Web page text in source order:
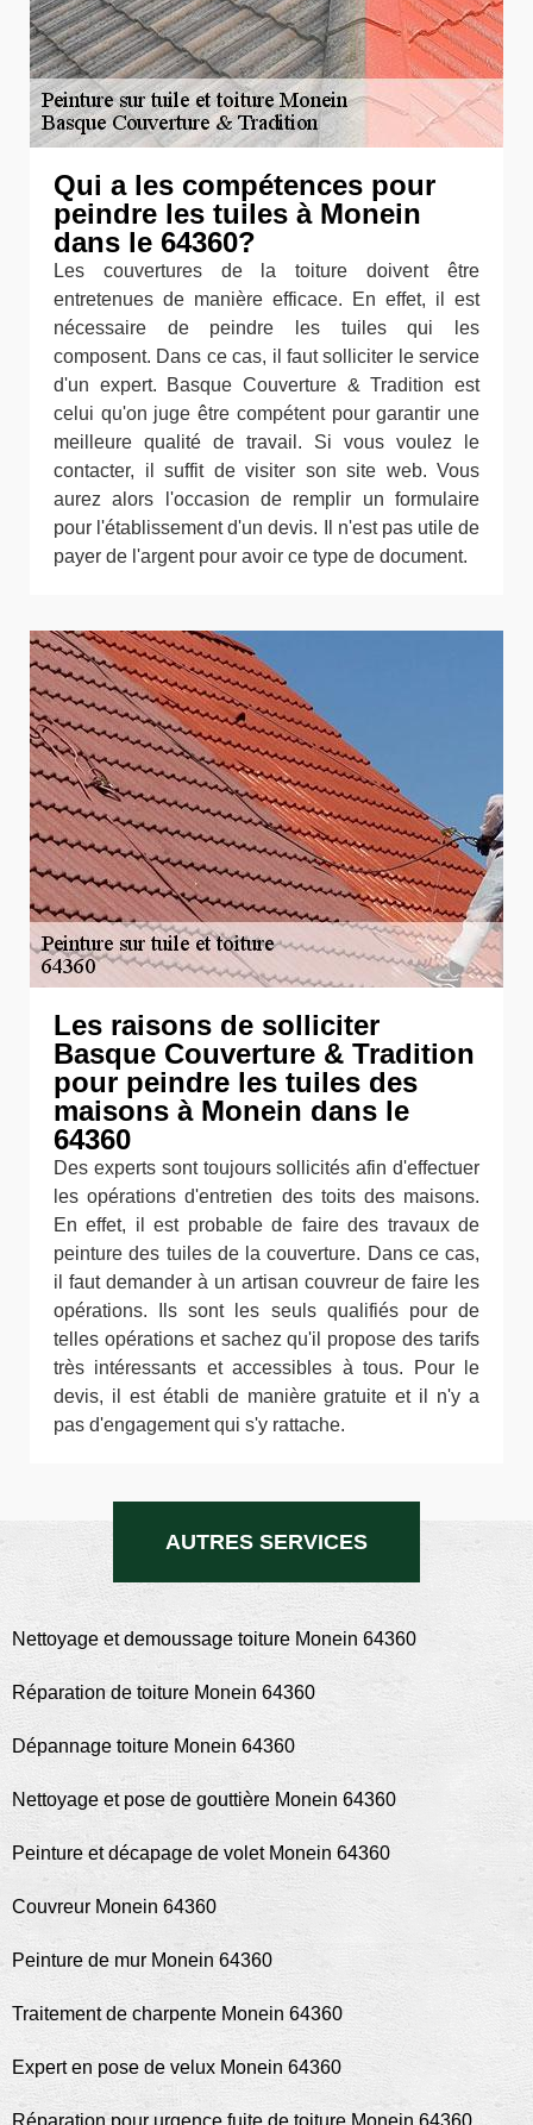
Qui a les compétences pour
peindre les tuiles à Monein
dans le 64360?
Les couvertures de la toiture doivent être
entretenues de manière efficace. En effet, il est
nécessaire de peindre les tuiles qui les
composent. Dans ce cas, il faut solliciter le service
d'un expert. Basque Couverture & Tradition est
celui qu'on juge être compétent pour garantir une
meilleure qualité de travail. Si vous voulez le
contacter, il suffit de visiter son site web. Vous
aurez alors l'occasion de remplir un formulaire
pour l'établissement d'un devis. Il n'est pas utile de
payer de l'argent pour avoir ce type de document.
Les raisons de solliciter
Basque Couverture & Tradition
pour peindre les tuiles des
maisons à Monein dans le
64360
Des experts sont toujours sollicités afin d'effectuer
les opérations d'entretien des toits des maisons.
En effet, il est probable de faire des travaux de
peinture des tuiles de la couverture. Dans ce cas,
il faut demander à un artisan couvreur de faire les
opérations. Ils sont les seuls qualifiés pour de
telles opérations et sachez qu'il propose des tarifs
très intéressants et accessibles à tous. Pour le
devis, il est établi de manière gratuite et il n'y a
pas d'engagement qui s'y rattache.
AUTRES SERVICES
Nettoyage et demoussage toiture Monein 64360
Réparation de toiture Monein 64360
Dépannage toiture Monein 64360
Nettoyage et pose de gouttière Monein 64360
Peinture et décapage de volet Monein 64360
Couvreur Monein 64360
Peinture de mur Monein 64360
Traitement de charpente Monein 64360
Expert en pose de velux Monein 64360
Réparation pour urgence fuite de toiture Monein 64360